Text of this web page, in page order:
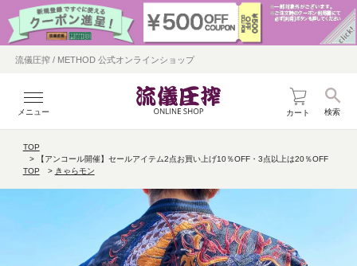
流儀圧搾 / METHOD 公式オンラインショップ
メニュー カート 検索
TOP
【アンコール開催】セールアイテム2点お買い上げ10％OFF・3点以上は20％OFF
TOP
きゃらモン